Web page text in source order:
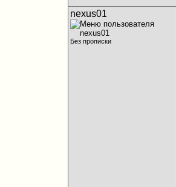
nexus01
Без прописки